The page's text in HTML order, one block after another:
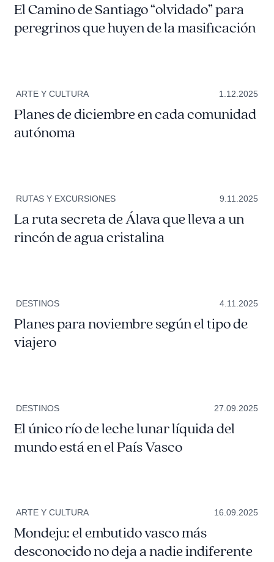
El Camino de Santiago “olvidado” para
peregrinos que huyen de la masificación
ARTE Y CULTURA 1.12.2025
Planes de diciembre en cada comunidad
autónoma
RUTAS Y EXCURSIONES 9.11.2025
La ruta secreta de Álava que lleva a un
rincón de agua cristalina
DESTINOS 4.11.2025
Planes para noviembre según el tipo de
viajero
DESTINOS 27.09.2025
El único río de leche lunar líquida del
mundo está en el País Vasco
ARTE Y CULTURA 16.09.2025
Mondeju: el embutido vasco más
desconocido no deja a nadie indiferente